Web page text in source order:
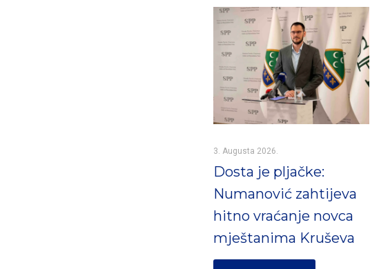
3. Augusta 2026.
Dosta je pljačke:
Numanović zahtijeva
hitno vraćanje novca
mještanima Kruševa